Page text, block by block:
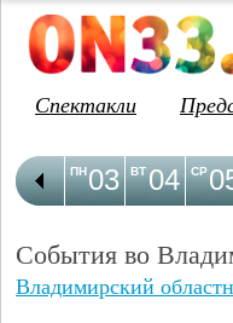
Спектакли
03
ПН 04
ВТ СР
События во
Владимирский